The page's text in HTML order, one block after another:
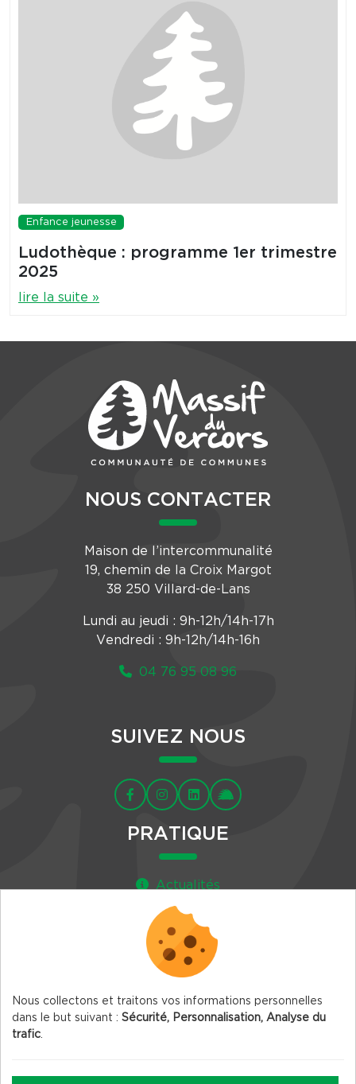
Enfance jeunesse
Ludothèque : programme 1er trimestre
2025
lire la suite »
NOUS CONTACTER
Maison de l’intercommunalité
19, chemin de la Croix Margot
38 250 Villard-de-Lans
Lundi au jeudi : 9h-12h/14h-17h
Vendredi : 9h-12h/14h-16h
04 76 95 08 96
SUIVEZ NOUS
PRATIQUE
Actualités
Agenda
Newsletter
Nous collectons et traitons vos informations personnelles
dans le but suivant : Sécurité, Personnalisation, Analyse du
trafic.